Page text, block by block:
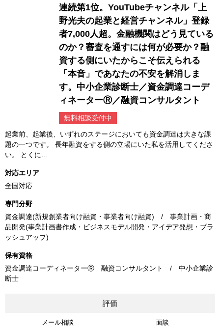
連続第1位。YouTubeチャンネル「上
野光夫の起業と経営チャンネル」登録
者7,000人超。金融機関はどう見ている
のか？審査を通すには何が必要か？融
資する側にいたからこそ伝えられる
「本音」であなたの不安を解消しま
す。中小企業診断士／資金調達コーデ
ィネーターⓇ／融資コンサルタント
無料相談受付中
起業前、起業後、いずれのステージにおいても資金調達は大きな課
題の一つです。 長年融資をする側の立場にいた私を活用してくださ
い。 とくに…
対応エリア
全国対応
専門分野
資金調達(新規創業者向け融資・事業者向け融資) / 事業計画・商
品開発(事業計画書作成・ビジネスモデル開発・アイデア発想・ブラ
ッシュアップ)
保有資格
資金調達コーディネーターⓇ 融資コンサルタント / 中小企業診
断士
評価
メール相談
面談